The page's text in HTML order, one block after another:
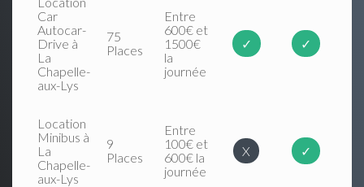
Car
Autocar-
Drive à
La
Chapelle-
aux-Lys
75
Places
Entre
600€ et
1500€
la
journée
✓ ✓
Location
Minibus à
La
Chapelle-
aux-Lys
9
Places
Entre
100€ et
600€ la
journée
X ✓